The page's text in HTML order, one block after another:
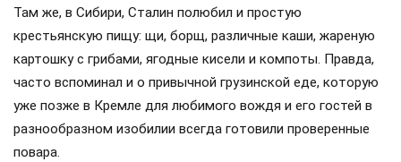
Там же, в Сибири, Сталин полюбил и простую
крестьянскую пищу: щи, борщ, различные каши, жареную
картошку с грибами, ягодные кисели и компоты. Правда,
часто вспоминал и о привычной грузинской еде, которую
уже позже в Кремле для любимого вождя и его гостей в
разнообразном изобилии всегда готовили проверенные
повара.